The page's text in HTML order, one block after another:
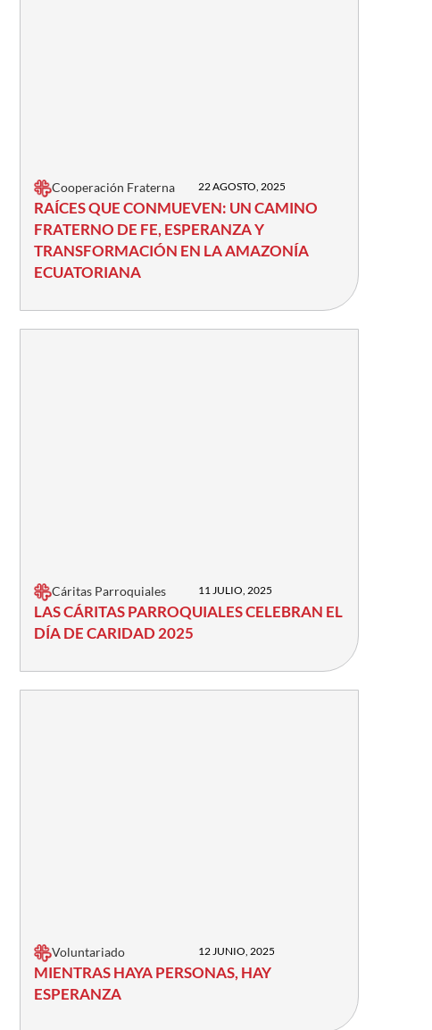
Cooperación Fraterna 22 AGOSTO, 2025
RAÍCES QUE CONMUEVEN: UN CAMINO
FRATERNO DE FE, ESPERANZA Y
TRANSFORMACIÓN EN LA AMAZONÍA
ECUATORIANA
Cáritas Parroquiales 11 JULIO, 2025
LAS CÁRITAS PARROQUIALES CELEBRAN EL
DÍA DE CARIDAD 2025
Voluntariado 12 JUNIO, 2025
MIENTRAS HAYA PERSONAS, HAY
ESPERANZA